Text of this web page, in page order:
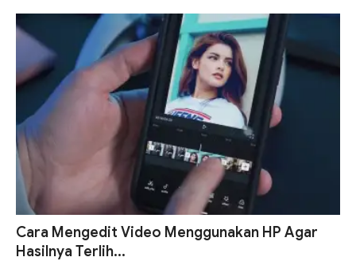
Cara Mengedit Video Menggunakan HP Agar
Hasilnya Terlih...